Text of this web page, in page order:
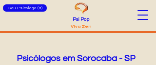
Sou Psicólogo (a)
Psi Pop
Viva Zen
Psicólogos em Sorocaba - SP